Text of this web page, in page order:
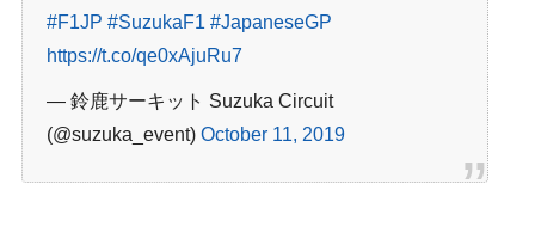
#F1JP #SuzukaF1 #JapaneseGP
https://t.co/qe0xAjuRu7
— 鈴鹿サーキット Suzuka Circuit
(@suzuka_event) October 11, 2019